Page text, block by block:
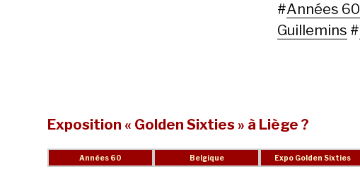
#Années 60
Guillemins #
Exposition « Golden Sixties » à Liège ?